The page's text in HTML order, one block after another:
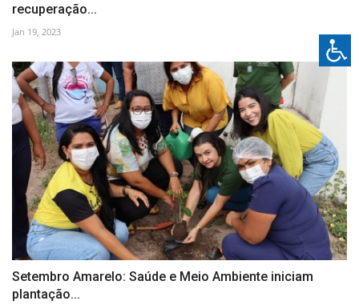
recuperação...
Jan 19, 2023
Setembro Amarelo: Saúde e Meio Ambiente iniciam
plantação...